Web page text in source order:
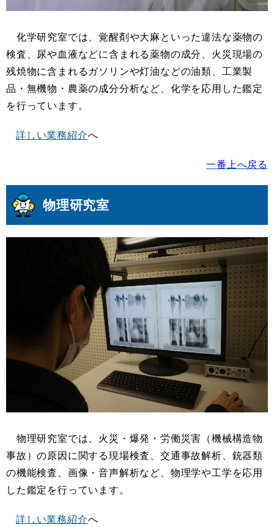
化学研究室では、覚醒剤や大麻といった違法な薬物の
検査、尿や血液などに含まれる薬物の成分、火災現場の
残焼物に含まれるガソリンや灯油などの油類、工業製
品・無機物・農薬の成分分析など、化学を応用した鑑定
を行っています。
詳しい業務紹介へ
一番上へ戻る
物理研究室
物理研究室では、火災・爆発・労働災害（機械構造物
事故）の原因に関する現場検査、交通事故解析、銃器類
の機能検査、画像・音声解析など、物理学や工学を応用
した鑑定を行っています。
詳しい業務紹介へ